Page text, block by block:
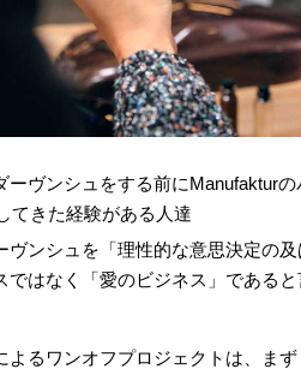
ーヴンシュをする前にManufaktur
てきた経験がある人達
ヴンシュを「理性的な意思決定の
ではなく「愛のビジネス」であると
よるワンオフプロジェクトは、ま